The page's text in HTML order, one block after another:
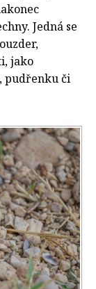
Jedná se
jako
pudřenku či